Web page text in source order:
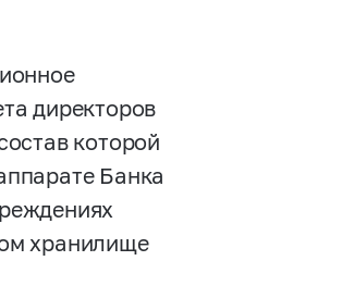
директоров
которой
Банка
хранилище